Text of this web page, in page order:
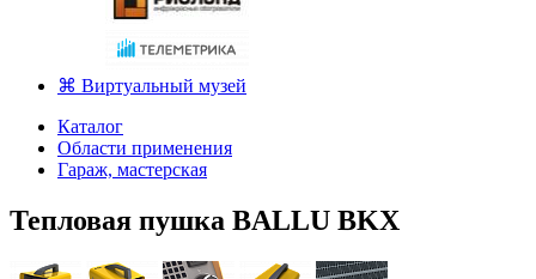
⌘ Виртуальный музей
Каталог
Области применения
Гараж, мастерская
Тепловая пушка BALLU BKX